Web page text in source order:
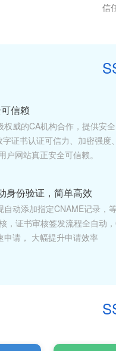
信
信赖
威的CA机构合作，提供安全
证书认证可信力、加密强度
户网站真正安全可信赖。
身份验证，简单高效
自动添加指定CNAME记录，
，证书审核签发流程全自动
申请， 大幅提升申请效率